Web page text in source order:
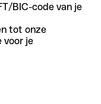
BIC-code van je
tot onze
voor je